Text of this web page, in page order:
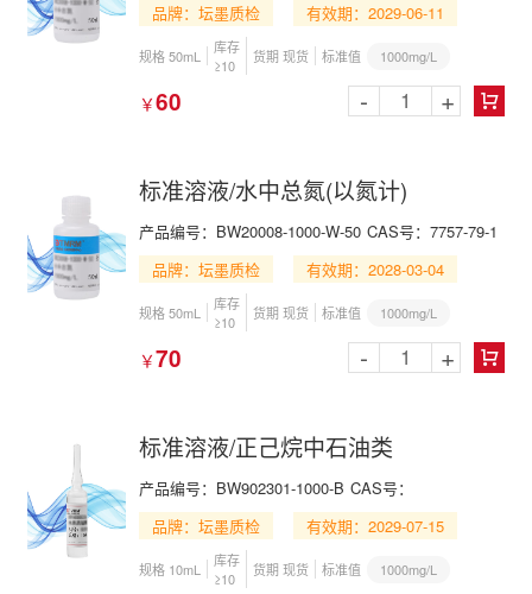
品牌：坛墨质检
有效期：2029-06-11
规格 50mL
库存
≥10
货期 现货 标准值 1000mg/L
￥60 
- +
标准溶液/水中总氮(以氮计)
产品编号：BW20008-1000-W-50 CAS号：7757-79-1
品牌：坛墨质检
有效期：2028-03-04
规格 50mL
库存
≥10
货期 现货 标准值 1000mg/L
￥70 
- +
标准溶液/正己烷中石油类
产品编号：BW902301-1000-B CAS号：
品牌：坛墨质检
有效期：2029-07-15
规格 10mL
库存
≥10
货期 现货 标准值 1000mg/L